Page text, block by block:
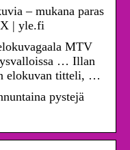
– mukana paras
| yle.fi
MTV
… Illan
elokuvan titteli, …
pystejä